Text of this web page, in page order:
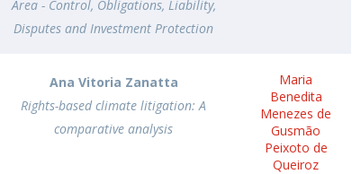
Area - Control, Obligations, Liability,
Disputes and Investment Protection
Ana Vitoria Zanatta
Rights-based climate litigation: A
comparative analysis
Maria
Benedita
Menezes de
Gusmão
Peixoto de
Queiroz